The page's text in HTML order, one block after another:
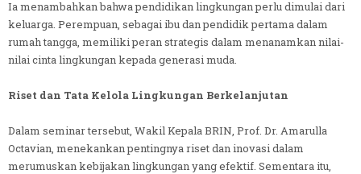
Ia menambahkan bahwa pendidikan lingkungan perlu dimulai dari
keluarga. Perempuan, sebagai ibu dan pendidik pertama dalam
rumah tangga, memiliki peran strategis dalam menanamkan nilai-
nilai cinta lingkungan kepada generasi muda.
Riset dan Tata Kelola Lingkungan Berkelanjutan
Dalam seminar tersebut, Wakil Kepala BRIN, Prof. Dr. Amarulla
Octavian, menekankan pentingnya riset dan inovasi dalam
merumuskan kebijakan lingkungan yang efektif. Sementara itu,